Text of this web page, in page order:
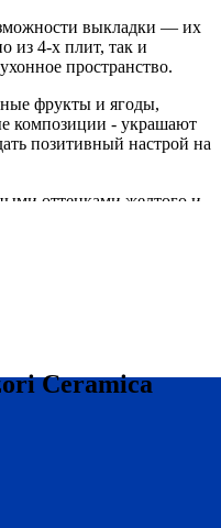
выкладки — их
из 4-х плит, так и
пространство.
фрукты и ягоды,
композиции - украшают
позитивный настрой на
оттенками желтого и
Ceramica